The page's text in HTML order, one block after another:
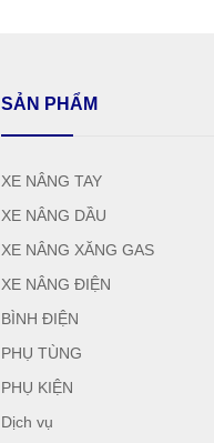
SẢN PHẨM
XE NÂNG TAY
XE NÂNG DẦU
XE NÂNG XĂNG GAS
XE NÂNG ĐIỆN
BÌNH ĐIỆN
PHỤ TÙNG
PHỤ KIỆN
Dịch vụ